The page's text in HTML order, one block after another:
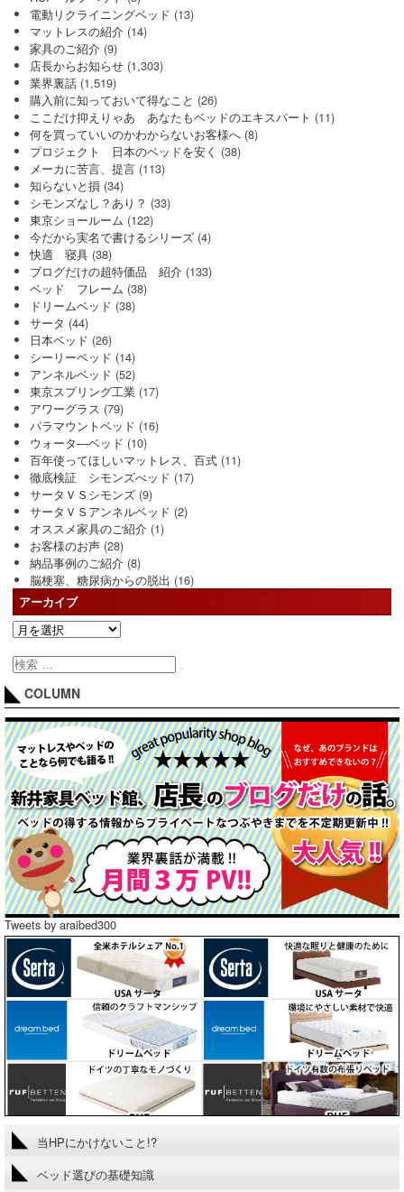
電動リクライニングベッド (13)
マットレスの紹介 (14)
家具のご紹介 (9)
店長からお知らせ (1,303)
業界裏話 (1,519)
購入前に知っておいて得なこと (26)
ここだけ抑えりゃあ あなたもベッドのエキスパート (11)
何を買っていいのかわからないお客様へ (8)
プロジェクト 日本のベッドを安く (38)
メーカに苦言、提言 (113)
知らないと損 (34)
シモンズなし？あり？ (33)
東京ショールーム (122)
今だから実名で書けるシリーズ (4)
快適 寝具 (38)
ブログだけの超特価品 紹介 (133)
ベッド フレーム (38)
ドリームベッド (38)
サータ (44)
日本ベッド (26)
シーリーベッド (14)
アンネルベッド (52)
東京スプリング工業 (17)
アワーグラス (79)
パラマウントベッド (16)
ウォータ―ベッド (10)
百年使ってほしいマットレス、百式 (11)
徹底検証 シモンズべッド (17)
サータＶＳシモンズ (9)
サータＶＳアンネルベッド (2)
オススメ家具のご紹介 (1)
お客様のお声 (28)
納品事例のご紹介 (8)
脳梗塞、糖尿病からの脱出 (16)
アーカイブ
COLUMN
Tweets by araibed300
当HPにかけないこと!?
ベッド選びの基礎知識